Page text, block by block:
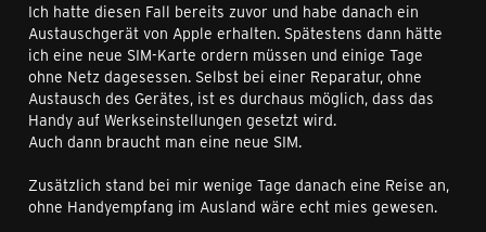
Ich hatte diesen Fall bereits zuvor und habe danach ein
Austauschgerät von Apple erhalten. Spätestens dann hätte
ich eine neue SIM-Karte ordern müssen und einige Tage
ohne Netz dagesessen. Selbst bei einer Reparatur, ohne
Austausch des Gerätes, ist es durchaus möglich, dass das
Handy auf Werkseinstellungen gesetzt wird.
Auch dann braucht man eine neue SIM.
Zusätzlich stand bei mir wenige Tage danach eine Reise an,
ohne Handyempfang im Ausland wäre echt mies gewesen.